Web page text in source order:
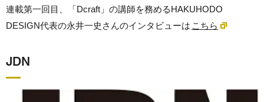
連載第一回目、「Dcraft」の講師を務めるHAKUHODO
DESIGN代表の永井一史さんのインタビューは こちら
JDN